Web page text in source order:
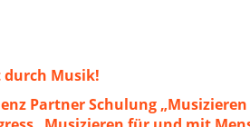
durch Musik!
Partner Schulung